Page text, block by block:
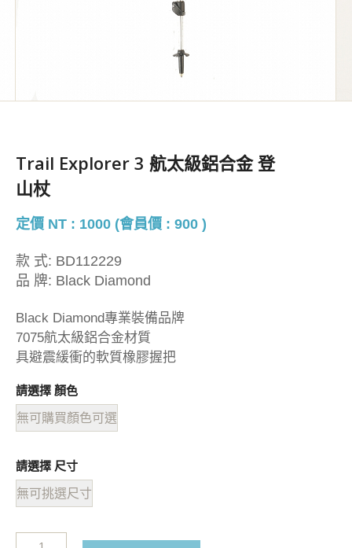
Trail Explorer 3 航太級鋁合金 登
山杖
定價 NT : 1000 (會員價 : 900 )
款 式: BD112229
品 牌: Black Diamond
Black Diamond專業裝備品牌
7075航太級鋁合金材質
具避震緩衝的軟質橡膠握把
請選擇 顏色
無可購買顏色可選
請選擇 尺寸
無可挑選尺寸